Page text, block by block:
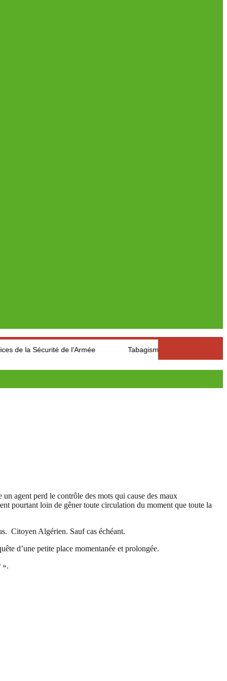
de l’Armée Tabagisme: Un citoyen a économisé 1 000
agent perd le contrôle des mots qui cause des maux
pourtant loin de gêner toute circulation du moment que toute la
Citoyen Algérien. Sauf cas échéant.
d’une petite place momentanée et prolongée.
».